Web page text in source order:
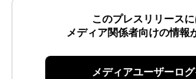
このプレスリリースに
メディア関係者向けの情報
メディアユーザーロ